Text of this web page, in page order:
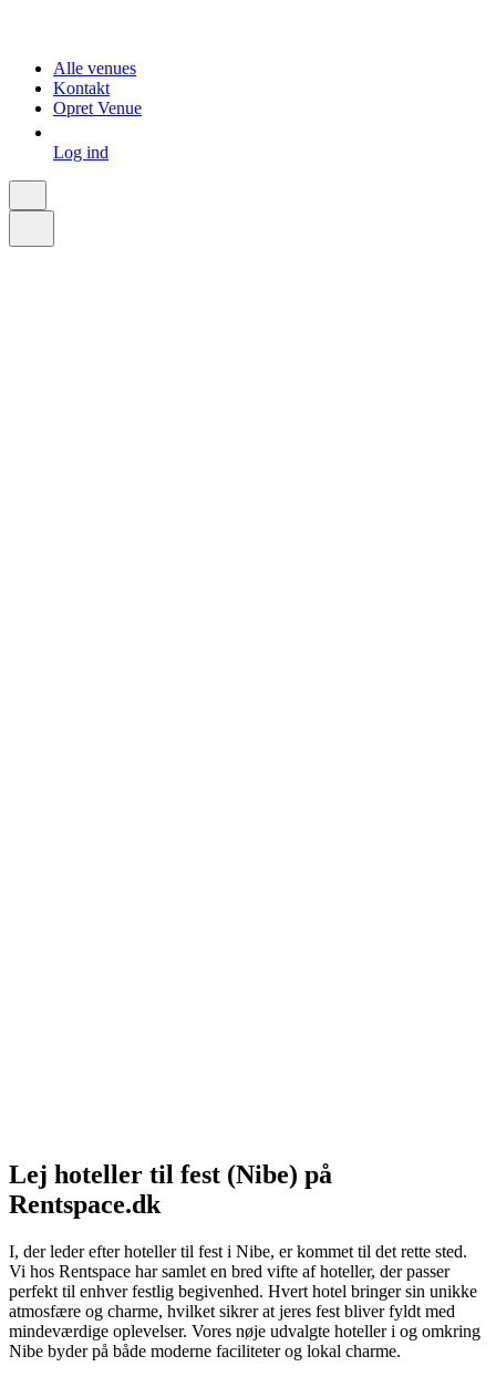
Alle venues
Kontakt
Opret Venue
Log ind
Lej hoteller til fest (Nibe) på
Rentspace.dk
I, der leder efter hoteller til fest i Nibe, er kommet til det rette sted.
Vi hos Rentspace har samlet en bred vifte af hoteller, der passer
perfekt til enhver festlig begivenhed. Hvert hotel bringer sin unikke
atmosfære og charme, hvilket sikrer at jeres fest bliver fyldt med
mindeværdige oplevelser. Vores nøje udvalgte hoteller i og omkring
Nibe byder på både moderne faciliteter og lokal charme.